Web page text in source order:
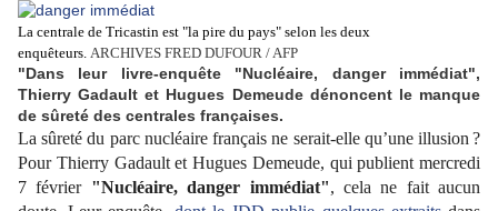
La centrale de Tricastin est "la pire du pays" selon les deux
enquêteurs. ARCHIVES FRED DUFOUR / AFP
"Dans leur livre-enquête "Nucléaire, danger immédiat",
Thierry Gadault et Hugues Demeude dénoncent le manque
de sûreté des centrales françaises.
La sûreté du parc nucléaire français ne serait-elle qu’une illusion ?
Pour Thierry Gadault et Hugues Demeude, qui publient mercredi
7 février "Nucléaire, danger immédiat", cela ne fait aucun